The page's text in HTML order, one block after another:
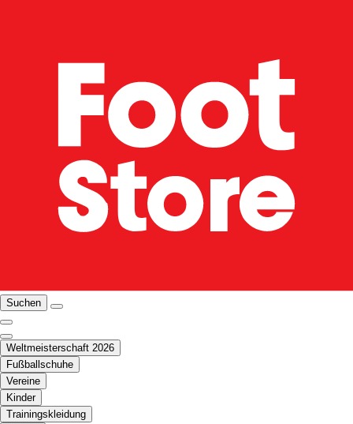
Suchen
Weltmeisterschaft 2026
Fußballschuhe
Vereine
Kinder
Trainingskleidung